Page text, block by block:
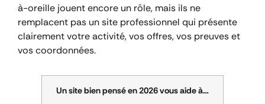
à-oreille jouent encore un rôle, mais ils ne
remplacent pas un site professionnel qui présente
clairement votre activité, vos offres, vos preuves et
vos coordonnées.
Un site bien pensé en 2026 vous aide à…